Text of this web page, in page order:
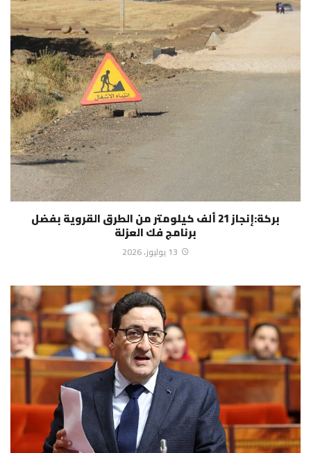
بركة:إنجاز 21 ألف كيلومتر من الطرق القروية بفضل
برنامج فك العزلة
13 يوليوز، 2026